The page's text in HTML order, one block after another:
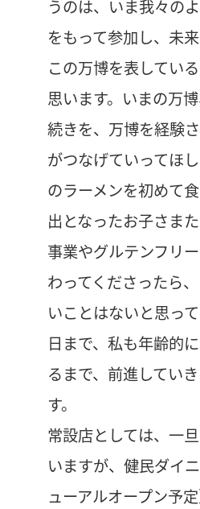
うのは、いま我々の
をもって参加し、未
この万博を表してい
思います。いまの万
続きを、万博を経験
がつなげていってほ
のラーメンを初めて
出となったお子さま
事業やグルテンフリ
わってくださったら
いことはないと思っ
日まで、私も年齢的
るまで、前進してい
す。
常設店としては、一
いますが、健民ダイ
ューアルオープン予